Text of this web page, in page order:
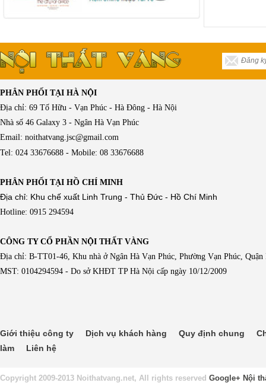
PHÂN PHỐI TẠI HÀ NỘI
Địa chỉ: 69 Tố Hữu - Vạn Phúc - Hà Đông - Hà Nội
Nhà số 46 Galaxy 3 - Ngân Hà Vạn Phúc
Email: noithatvang.jsc@gmail.com
Tel: 024 33676688 - Mobile: 08 33676688
PHÂN PHỐI TẠI HỒ CHÍ MINH
Địa chỉ: Khu chế xuất Linh Trung - Thủ Đức - Hồ Chí Minh
Hotline: 0915 294594
CÔNG TY CỔ PHẦN NỘI THẤT VÀNG
Địa chỉ: B-TT01-46, Khu nhà ở Ngân Hà Vạn Phúc, Phường Vạn Phúc,
MST: 0104294594 - Do sở KHĐT TP Hà Nội cấp ngày 10/12/2009
Giới thiệu công ty Dịch vụ khách hàng Quy định chung
làm
Liên hệ
Copyright 2009-2013 Noithatvang.net, All rights reserved Google+ Nội